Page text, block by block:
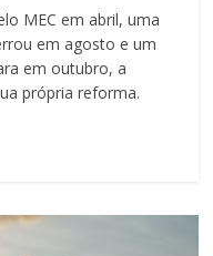
MEC em abril, uma
em agosto e um
em outubro, a
própria reforma.